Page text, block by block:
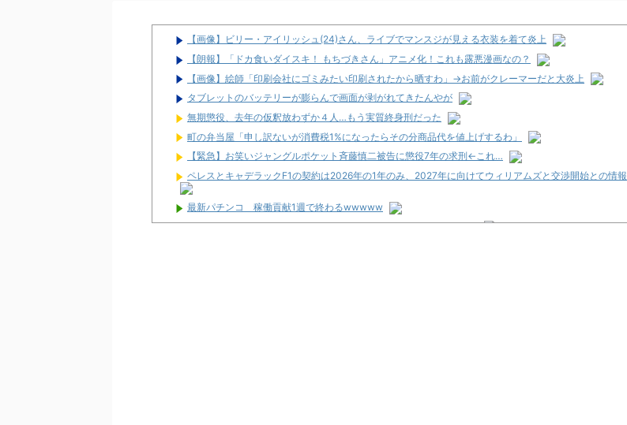
【画像】ビリー・アイリッシュ(24)さん、ライブでマンスジが見える衣装を着て炎上
【朗報】「ドカ食いダイスキ！ もちづきさん」アニメ化！これも露悪漫画なの？
【画像】絵師「印刷会社にゴミみたい印刷されたから晒すわ」→お前がクレーマーだと大炎上
タブレットのバッテリーが膨らんで画面が剥がれてきたんやが
無期懲役、去年の仮釈放わずか４人…もう実質終身刑だった
町の弁当屋「申し訳ないが消費税1%になったらその分商品代を値上げするわ」
【緊急】お笑いジャングルポケット斉藤慎二被告に懲役7年の求刑←これ…
ペレスとキャデラックF1の契約は2026年の1年のみ、2027年に向けてウィリアムズと交渉開始との情報
最新パチンコ 稼働貢献1週で終わるwwwww
【噂】サミー「eシャングリラ・フロンティア」導入は12月以降！？